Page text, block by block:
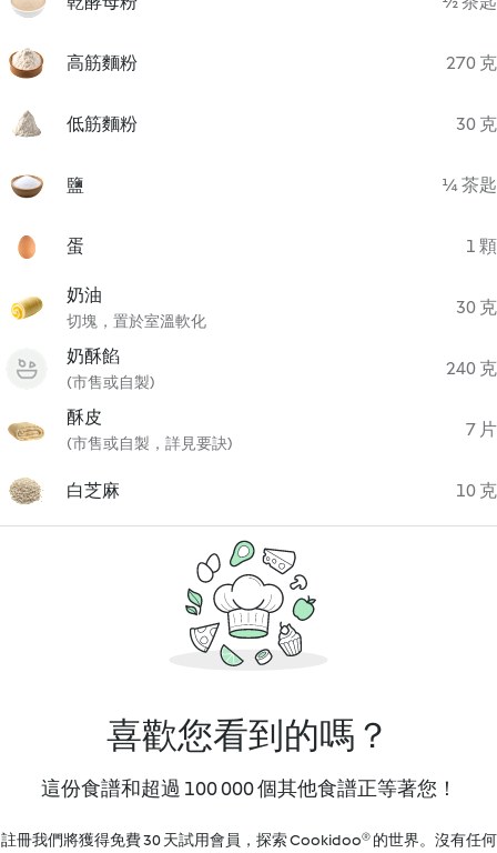
高筋麵粉 270 克
低筋麵粉 30 克
鹽 ¼ 茶匙
蛋 1 顆
奶油
切塊，置於室溫軟化
30 克
奶酥餡
(市售或自製)
240 克
酥皮
(市售或自製，詳見要訣)
7 片
白芝麻 10 克
喜歡您看到的嗎？
這份食譜和超過 100 000 個其他食譜正等著您！
註冊我們將獲得免費 30 天試用會員，探索 Cookidoo® 的世界。沒有任何